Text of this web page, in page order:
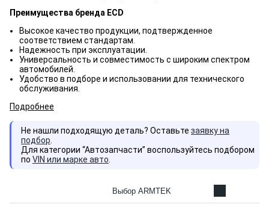
Преимущества бренда ECD
Высокое качество продукции, подтвержденное
соответствием стандартам.
Надежность при эксплуатации.
Универсальность и совместимость с широким спектром
автомобилей.
Удобство в подборе и использовании для технического
обслуживания.
Подробнее
Не нашли подходящую деталь? Оставьте заявку на
подбор
Для категории “Автозапчасти” воспользуйтесь подбором
по VIN или марке авто
Выбор ARMTEK